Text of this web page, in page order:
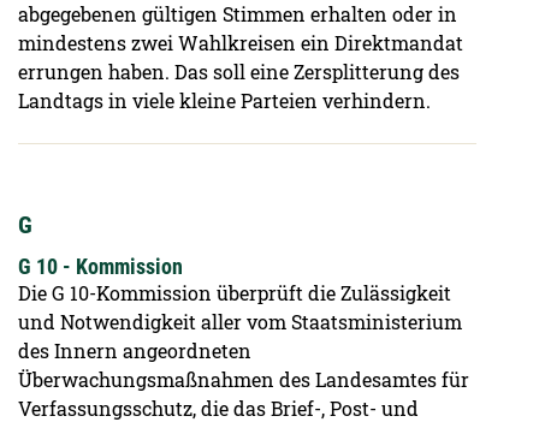
abgegebenen gültigen Stimmen erhalten oder in
mindestens zwei Wahlkreisen ein Direktmandat
errungen haben. Das soll eine Zersplitterung des
Landtags in viele kleine Parteien verhindern.
G
G 10 - Kommission
Die G 10-Kommission überprüft die Zulässigkeit
und Notwendigkeit aller vom Staatsministerium
des Innern angeordneten
Überwachungsmaßnahmen des Landesamtes für
Verfassungsschutz, die das Brief-, Post- und